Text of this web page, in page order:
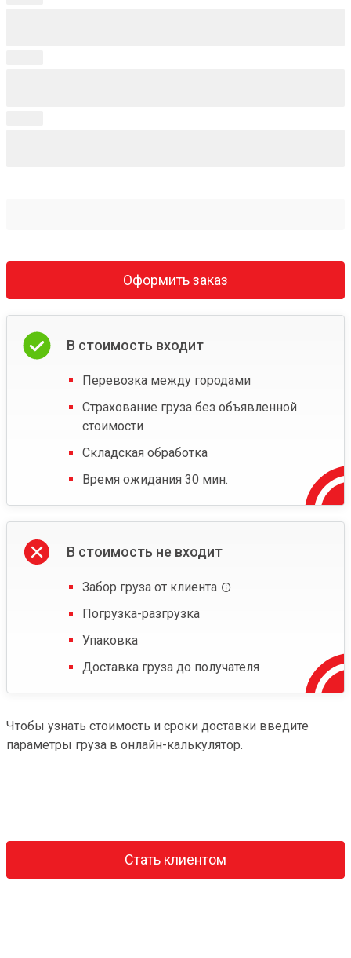
Оформить заказ
В стоимость входит
Перевозка между городами
Страхование груза без объявленной
стоимости
Складская обработка
Время ожидания 30 мин.
В стоимость не входит
Забор груза от клиента
Погрузка-разгрузка
Упаковка
Доставка груза до получателя
Чтобы узнать стоимость и сроки доставки введите
параметры груза в онлайн-калькулятор.
Стать клиентом